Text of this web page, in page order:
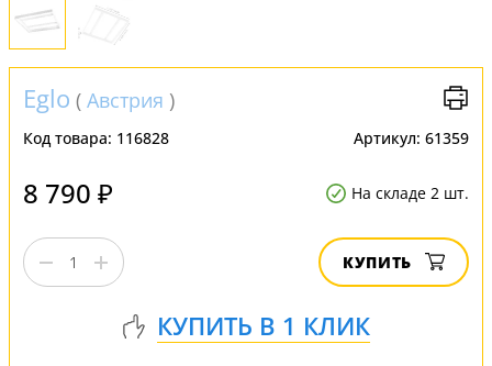
Eglo ( Австрия )
Код товара: 116828 Артикул: 61359
8 790 ₽ На складе 2 шт.
КУПИТЬ